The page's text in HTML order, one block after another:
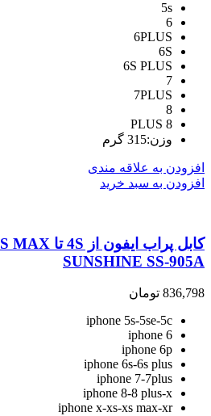
5s
6
6PLUS
6S
6S PLUS
7
7PLUS
8
8 PLUS
وزن:315 گرم
افزودن به علاقه مندی
افزودن به سبد خرید
SUNSHINE SS-905A
836,798 تومان
iphone 5s-5se-5c
iphone 6
iphone 6p
iphone 6s-6s plus
iphone 7-7plus
iphone 8-8 plus-x
iphone x-xs-xs max-xr